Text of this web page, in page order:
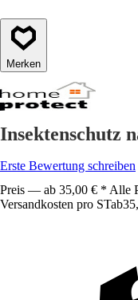
Merken
Insektenschutz
Erste Bewertung schreiben
Preis — ab 35,00 € * Alle
Versandkosten pro STab